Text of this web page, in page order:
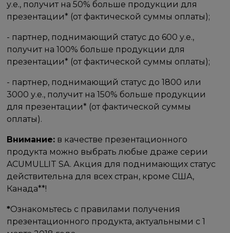
у.е.,​ получит на​ 50% больше продукции для
презентации* (от фактической суммы оплаты);
- партнер, поднимающий статус до 600 у.е.,
получит на 100% больше продукции для
презентации* (от фактической суммы оплаты);
- партнер, поднимающий статус до 1800 или​
3000 у.е.,​ получит на​ 150% больше продукции
для презентации* (от фактической суммы
оплаты).
Внимание: в качестве презентационного
продукта можно выбрать любые драже серии
ACUMULLIT SA. Акция для поднимающих статус
действительна для всех стран, кроме США,
Канада**​!
*Ознакомьтесь с правилами получения
презентационного продукта, актуальными с 1